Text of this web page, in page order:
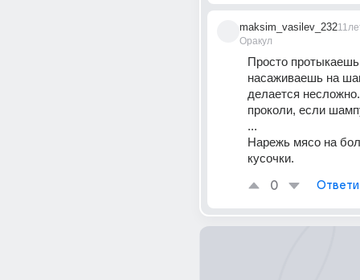
maksim_vasilev_232
Оракул
Просто протыкаешь
насаживаешь на
делается
проколи, если
...
Нарежь мясо на
кусочки.
0